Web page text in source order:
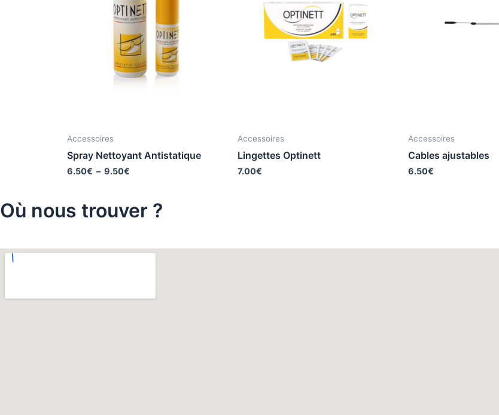
Accessoires
Spray Nettoyant Antistatique
6.50€ – 9.50€
Accessoires
Lingettes Optinett
7.00€
Accessoires
Cables ajustables
6.50€
Où nous trouver ?